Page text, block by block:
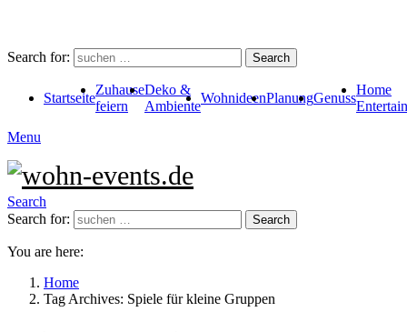
Search for: Search
Startseite
Zuhause
feiern
Deko &
Ambiente
WohnideenPlanungGenuss
Home
Menu
Search
Search for:
Search
You are here:
Home
Tag Archives: Spiele für kleine Gruppen